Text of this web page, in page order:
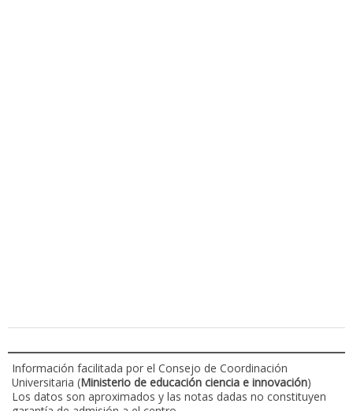
Información facilitada por el Consejo de Coordinación
Universitaria (Ministerio de educación ciencia e innovación)
Los datos son aproximados y las notas dadas no constituyen